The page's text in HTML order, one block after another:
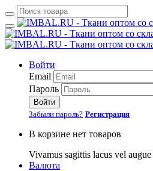
Войти
Email
Пароль
Войти
Забыли пароль? Регистрация
В корзине нет товаров
Vivamus sagittis lacus vel
Валюта